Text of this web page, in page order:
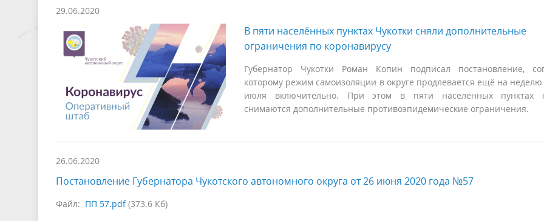
29.06.2020
В пяти населённых пунктах Чукотки сняли дополнительные
ограничения по коронавирусу
Губернатор Чукотки Роман Копин подписал постановление,
которому режим самоизоляции в округе продлевается ещё на
июля включительно. При этом в пяти населённых пунктах
снимаются дополнительные противоэпидемические ограничения.
26.06.2020
Постановление Губернатора Чукотского автономного округа от 26 июня 2020 года №57
Файл: ПП 57.pdf(373.6 Кб)